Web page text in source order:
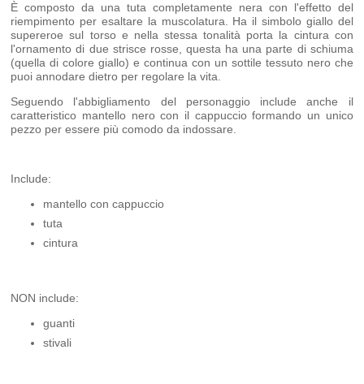
È composto da una tuta completamente nera con l'effetto del
riempimento per esaltare la muscolatura. Ha il simbolo giallo del
supereroe sul torso e nella stessa tonalità porta la cintura con
l'ornamento di due strisce rosse, questa ha una parte di schiuma
(quella di colore giallo) e continua con un sottile tessuto nero che
puoi annodare dietro per regolare la vita.
Seguendo l'abbigliamento del personaggio include anche il
caratteristico mantello nero con il cappuccio formando un unico
pezzo per essere più comodo da indossare.
Include:
mantello con cappuccio
tuta
cintura
NON include:
guanti
stivali